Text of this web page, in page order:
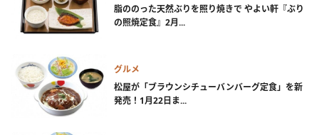
脂ののった天然ぶりを照り焼きで やよい軒『ぶり
の照焼定食』2月...
グルメ
松屋が「ブラウンシチューバンバーグ定食」を新
発売！1月22日ま...